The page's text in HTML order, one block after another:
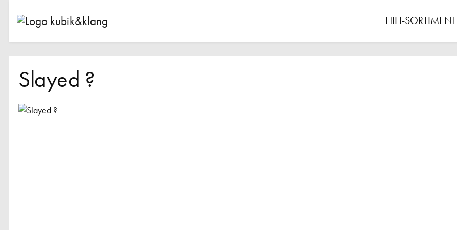
HIFI-SORTIMENT
Slayed ?